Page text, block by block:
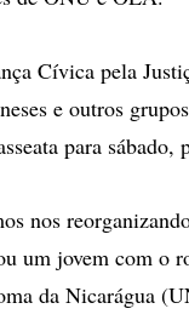
Cívica pela
e outros
para
nos
um jovem com o
da Nicarágua